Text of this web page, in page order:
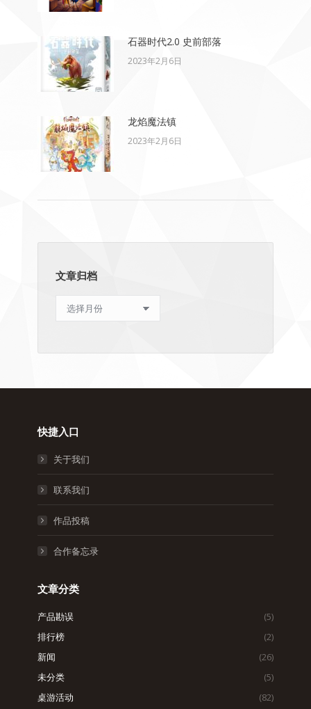
石器时代2.0 史前部落
2023年2月6日
龙焰魔法镇
2023年2月6日
文章归档
章
档
快捷入口
关于我们
联系我们
作品投稿
合作备忘录
文章分类
产品勘误
(5)
排行榜
(2)
新闻
(26)
未分类
(5)
桌游活动
(82)